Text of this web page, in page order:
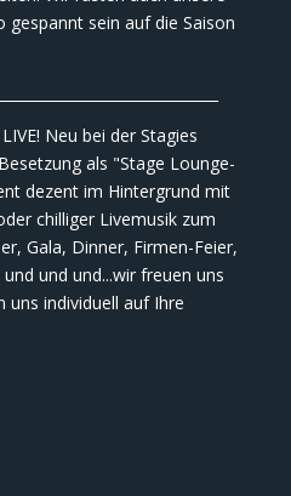
gespannt sein auf die Saison
Neu bei der Stagies
als "Stage Lounge-
dezent im Hintergrund mit
chilliger Livemusik zum
Gala, Dinner, Firmen-Feier,
und und...wir freuen uns
uns individuell auf Ihre